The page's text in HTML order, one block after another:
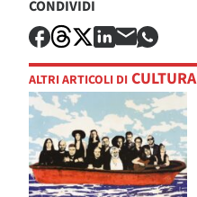
CONDIVIDI
ALTRI ARTICOLI DI CULTURA